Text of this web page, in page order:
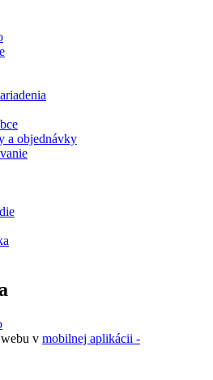
a objednávky
v mobilnej aplikácii -